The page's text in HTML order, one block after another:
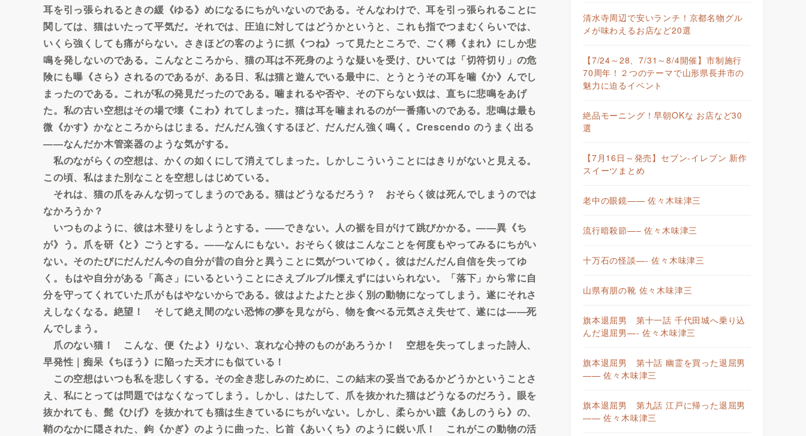
耳を引っ張られるときの緩《ゆる》めになるにちがいないのである。そんなわけで、耳を引っ張られることに
関しては、猫はいたって平気だ。それでは、圧迫に対してはどうかというと、これも指でつまむくらいでは、
いくら強くしても痛がらない。さきほどの客のように抓《つね》って見たところで、ごく稀《まれ》にしか悲
鳴を発しないのである。こんなところから、猫の耳は不死身のような疑いを受け、ひいては「切符切り」の危
険にも曝《さら》されるのであるが、ある日、私は猫と遊んでいる最中に、とうとうその耳を噛《か》んでし
まったのである。これが私の発見だったのである。噛まれるや否や、その下らない奴は、直ちに悲鳴をあげ
た。私の古い空想はその場で壊《こわ》れてしまった。猫は耳を噛まれるのが一番痛いのである。悲鳴は最も
微《かす》かなところからはじまる。だんだん強くするほど、だんだん強く鳴く。Crescendo のうまく出る
――なんだか木管楽器のような気がする。
私のながらくの空想は、かくの如くにして消えてしまった。しかしこういうことにはきりがないと見える。
この頃、私はまた別なことを空想しはじめている。
それは、猫の爪をみんな切ってしまうのである。猫はどうなるだろう？ おそらく彼は死んでしまうのでは
なかろうか？
いつものように、彼は木登りをしようとする。――できない。人の裾を目がけて跳びかかる。――異《ち
が》う。爪を研《と》ごうとする。――なんにもない。おそらく彼はこんなことを何度もやってみるにちがい
ない。そのたびにだんだん今の自分が昔の自分と異うことに気がついてゆく。彼はだんだん自信を失ってゆ
く。もはや自分がある「高さ」にいるということにさえブルブル慄えずにはいられない。「落下」から常に自
分を守ってくれていた爪がもはやないからである。彼はよたよたと歩く別の動物になってしまう。遂にそれさ
えしなくなる。絶望！ そして絶え間のない恐怖の夢を見ながら、物を食べる元気さえ失せて、遂には――死
んでしまう。
爪のない猫！ こんな、便《たよ》りない、哀れな心持のものがあろうか！ 空想を失ってしまった詩人、
早発性｜痴呆《ちほう》に陥った天才にも似ている！
この空想はいつも私を悲しくする。その全き悲しみのために、この結末の妥当であるかどうかということさ
え、私にとっては問題ではなくなってしまう。しかし、はたして、爪を抜かれた猫はどうなるのだろう。眼を
抜かれても、髭《ひげ》を抜かれても猫は生きているにちがいない。しかし、柔らかい蹠《あしのうら》の、
鞘のなかに隠された、鉤《かぎ》のように曲った、匕首《あいくち》のように鋭い爪！ これがこの動物の活
清水寺周辺で安いランチ！京都名物グル
メが味わえるお店など20選
【7/24～28、7/31～8/4開催】市制施行
70周年！２つのテーマで山形県長井市の
魅力に迫るイベント
絶品モーニング！早朝OKな お店など30
選
【7月16日～発売】セブン-イレブン 新作
スイーツまとめ
老中の眼鏡—— 佐々木味津三
流行暗殺節—– 佐々木味津三
十万石の怪談—- 佐々木味津三
山県有朋の靴 佐々木味津三
旗本退屈男 第十一話 千代田城へ乗り込
んだ退屈男—- 佐々木味津三
旗本退屈男 第十話 幽霊を買った退屈男
—— 佐々木味津三
旗本退屈男 第九話 江戸に帰った退屈男
—— 佐々木味津三